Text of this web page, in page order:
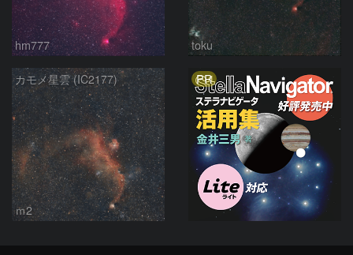
hm777 toku
カモメ星雲 (IC2177)
ｍ2
PR